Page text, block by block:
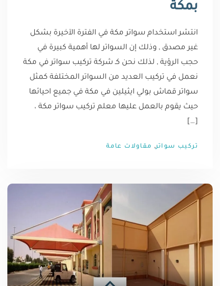
بمكة
انتشر استخدام سواتر مكة في الفترة الآخيرة بشكل
غير مصدق , وذلك إن السواتر لها أهمية كبيرة في
حجب الرؤية , لذلك نحن كـ شركة تركيب سواتر في مكة
نعمل في تركيب العديد من السواتر المختلفة كمثل
سواتر قماش بولي ايثيلين في مكة في جميع احيائها
حيث يقوم بالعمل عليها معلم تركيب سواتر مكة ،
[…]
تركيب سواتر, مقاولات عامة